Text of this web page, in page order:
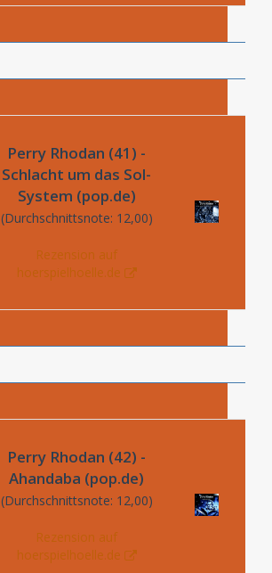
Perry Rhodan (41) -
Schlacht um das Sol-
System (pop.de)
(Durchschnittsnote: 12,00)
Rezension auf
hoerspielhoelle.de
Perry Rhodan (42) -
Ahandaba (pop.de)
(Durchschnittsnote: 12,00)
Rezension auf
hoerspielhoelle.de